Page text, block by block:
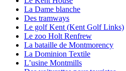
La Dame blanche
Des tramways
Le golf Kent (Kent Golf Links)
Le zoo Holt Renfrew
La bataille de Montmorency
La Dominion Textile
L’usine Montmills